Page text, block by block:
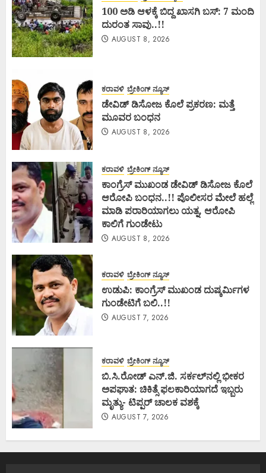
100 ಅಡಿ ಆಳಕ್ಕೆ ಬಿದ್ದ ಖಾಸಗಿ ಬಸ್: 7 ಮಂದಿ
ದುರಂತ ಸಾವು..!!
AUGUST 8, 2026
ಕರಾವಳಿ ಬ್ರೇಕಿಂಗ್ ನ್ಯೂಸ್
ಡೇವಿಡ್ ಡಿಸೋಜ ಕೊಲೆ ಪ್ರಕರಣ: ಮತ್ತೆ
ಮೂವರ ಬಂಧನ
AUGUST 8, 2026
ಕರಾವಳಿ ಬ್ರೇಕಿಂಗ್ ನ್ಯೂಸ್
ಕಾಂಗ್ರೆಸ್ ಮುಖಂಡ ಡೇವಿಡ್ ಡಿಸೋಜ ಕೊಲೆ
ಆರೋಪಿ ಬಂಧನ..!! ಪೊಲೀಸರ ಮೇಲೆ ಹಲ್ಲೆ
ಮಾಡಿ ಪರಾರಿಯಾಗಲು ಯತ್ನ, ಆರೋಪಿ
ಕಾಲಿಗೆ ಗುಂಡೇಟು
AUGUST 8, 2026
ಕರಾವಳಿ ಬ್ರೇಕಿಂಗ್ ನ್ಯೂಸ್
ಉಡುಪಿ: ಕಾಂಗ್ರೆಸ್ ಮುಖಂಡ ದುಷ್ಕರ್ಮಿಗಳ
ಗುಂಡೇಟಿಗೆ ಬಲಿ..!!
AUGUST 7, 2026
ಕರಾವಳಿ ಬ್ರೇಕಿಂಗ್ ನ್ಯೂಸ್
ಬಿ.ಸಿ.ರೋಡ್ ಎನ್.ಜಿ. ಸರ್ಕಲ್‌ನಲ್ಲಿ ಭೀಕರ
ಅಪಘಾತ: ಚಿಕಿತ್ಸೆ ಫಲಕಾರಿಯಾಗದೆ ಇಬ್ಬರು
ಮೃತ್ಯು- ಟಿಪ್ಪರ್ ಚಾಲಕ ವಶಕ್ಕೆ
AUGUST 7, 2026